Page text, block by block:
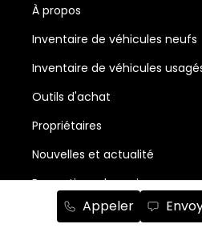
Appeler
À propos
Inventaire de véhicules neufs
Inventaire de véhicules
Outils d'achat
Propriétaires
Nouvelles et actualité
Promotions du mois
Salle de montre Chrysler,